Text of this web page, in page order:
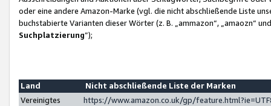
oder eine andere Amazon-Marke (vgl. die nicht abschließende Liste
buchstabierte Varianten dieser Wörter (z. B. „ammazon“, „amaozn“
Suchplatzierung”);
Land
Nicht abschließende Liste der Marken
Vereinigtes
https://www.amazon.co.uk/gp/